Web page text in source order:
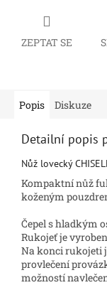
ZEPTAT SE
Popis Diskuze
Detailní popis
Nůž lovecký
Kompaktní nůž
koženým
Čepel s hladkým
Rukojeť je
Na konci rukojeti
provlečení
možností